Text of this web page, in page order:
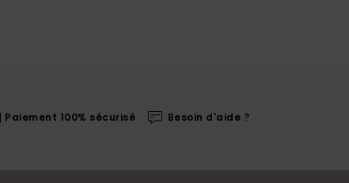
Paiement 100% sécurisé Besoin d'aide ?